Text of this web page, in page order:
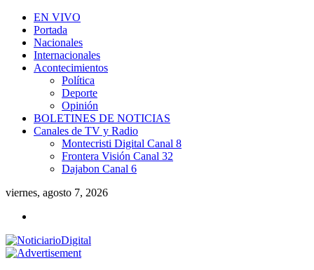
EN VIVO
Portada
Nacionales
Internacionales
Acontecimientos
Política
Deporte
Opinión
BOLETINES DE NOTICIAS
Canales de TV y Radio
Montecristi Digital Canal 8
Frontera Visión Canal 32
Dajabon Canal 6
viernes, agosto 7, 2026